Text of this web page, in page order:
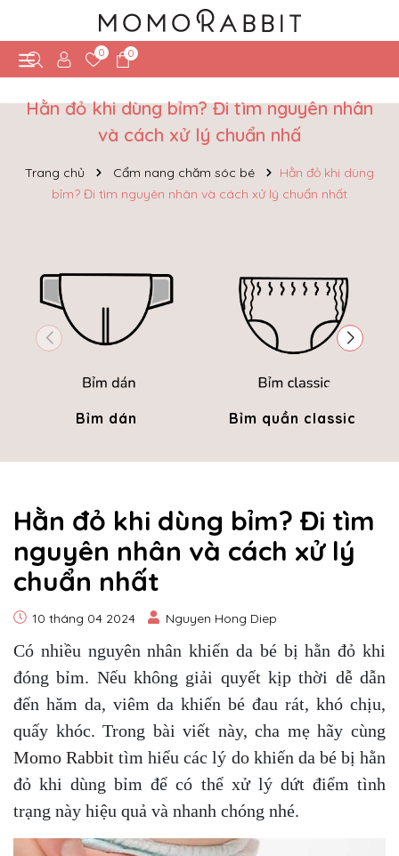
0 0
​​​​​​​Hằn đỏ khi dùng bỉm? Đi tìm nguyên nhân
và cách xử lý chuẩn nhấ
Trang chủ Cẩm nang chăm sóc bé
​​​​​​​Hằn đỏ khi dùng
bỉm? Đi tìm nguyên nhân và cách xử lý chuẩn nhất
Bỉm dán Bỉm quần classic
​​​​​​​Hằn đỏ khi dùng bỉm? Đi tìm
nguyên nhân và cách xử lý
chuẩn nhất
10 tháng 04 2024 Nguyen Hong Diep
Có nhiều nguyên nhân khiến da bé bị hằn đỏ khi
đóng bỉm. Nếu không giải quyết kịp thời dễ dẫn
đến hăm da, viêm da khiến bé đau rát, khó chịu,
quấy khóc. Trong bài viết này, cha mẹ hãy cùng
Momo Rabbit tìm hiểu các lý do khiến da bé bị hằn
đỏ khi dùng bỉm để có thể xử lý dứt điểm tình
trạng này hiệu quả và nhanh chóng nhé.